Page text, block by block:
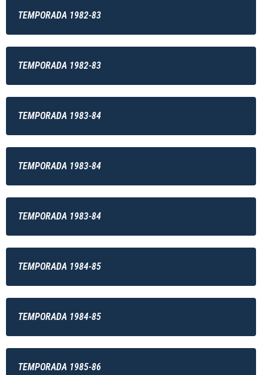
TEMPORADA 1982-83
TEMPORADA 1982-83
TEMPORADA 1983-84
TEMPORADA 1983-84
TEMPORADA 1983-84
TEMPORADA 1984-85
TEMPORADA 1984-85
TEMPORADA 1985-86